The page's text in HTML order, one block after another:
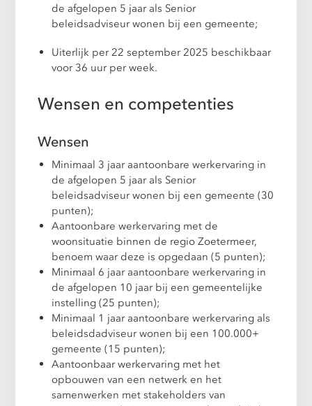
de afgelopen 5 jaar als Senior
beleidsadviseur wonen bij een gemeente;
Uiterlijk per 22 september 2025 beschikbaar
voor 36 uur per week.
Wensen en competenties
Wensen
Minimaal 3 jaar aantoonbare werkervaring in
de afgelopen 5 jaar als Senior
beleidsadviseur wonen bij een gemeente (30
punten);
Aantoonbare werkervaring met de
woonsituatie binnen de regio Zoetermeer,
benoem waar deze is opgedaan (5 punten);
Minimaal 6 jaar aantoonbare werkervaring in
de afgelopen 10 jaar bij een gemeentelijke
instelling (25 punten);
Minimaal 1 jaar aantoonbare werkervaring als
beleidsdadviseur wonen bij een 100.000+
gemeente (15 punten);
Aantoonbaar werkervaring met het
opbouwen van een netwerk en het
samenwerken met stakeholders van